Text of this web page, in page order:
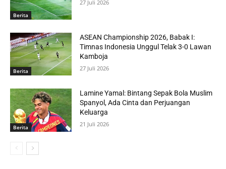
Berita
27 Juli 2026
Berita
ASEAN Championship 2026, Babak I:
Timnas Indonesia Unggul Telak 3-0 Lawan
Kamboja
27 Juli 2026
Berita
Lamine Yamal: Bintang Sepak Bola Muslim
Spanyol, Ada Cinta dan Perjuangan
Keluarga
21 Juli 2026